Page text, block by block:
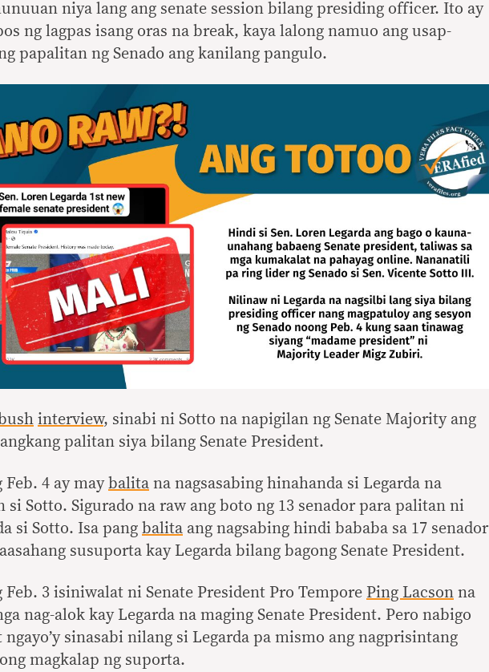
niya lang ang senate session bilang presiding officer. Ito ay
ng lagpas isang oras na break, kaya lalong namuo ang usap-
papalitan ng Senado ang kanilang pangulo.
interview, sinabi ni Sotto na napigilan ng Senate Majority ang
palitan siya bilang Senate President.
Feb. 4 ay may balita na nagsasabing hinahanda si Legarda na
si Sotto. Sigurado na raw ang boto ng 13 senador para palitan ni
si Sotto. Isa pang balita ang nagsabing hindi bababa sa 17 senador
susuporta kay Legarda bilang bagong Senate President.
Feb. 3 isiniwalat ni Senate President Pro Tempore Ping Lacson na
nag-alok kay Legarda na maging Senate President. Pero nabigo
ngayo’y sinasabi nilang si Legarda pa mismo ang nagprisintang
magkalap ng suporta.